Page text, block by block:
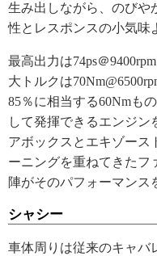
生み出しながら、のびや
性とレスポンスの小気味
最高出力は74ps＠
大トルクは
85％に相当する60Nmも
して発揮できるエンジ
アボックスとエキゾース
ーニングを重ねてきたフ
陣がそのパフォーマンス
シャシー
車体周りは従来のキャバ